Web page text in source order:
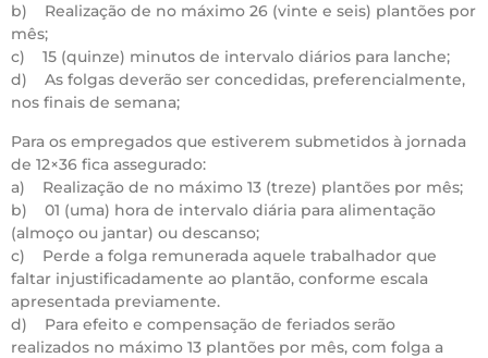
b) Realização de no máximo 26 (vinte e seis) plantões por
mês;
c) 15 (quinze) minutos de intervalo diários para lanche;
d) As folgas deverão ser concedidas, preferencialmente,
nos finais de semana;
Para os empregados que estiverem submetidos à jornada
de 12×36 fica assegurado:
a) Realização de no máximo 13 (treze) plantões por mês;
b) 01 (uma) hora de intervalo diária para alimentação
(almoço ou jantar) ou descanso;
c) Perde a folga remunerada aquele trabalhador que
faltar injustificadamente ao plantão, conforme escala
apresentada previamente.
d) Para efeito e compensação de feriados serão
realizados no máximo 13 plantões por mês, com folga a